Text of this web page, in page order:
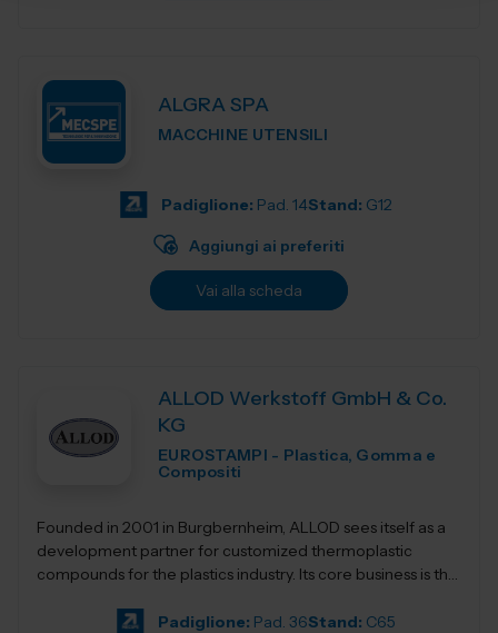
ALGRA SPA
MACCHINE UTENSILI
Padiglione: Pad. 14Stand: G12
Aggiungi ai preferiti
Vai alla scheda
ALLOD Werkstoff GmbH & Co.
KG
EUROSTAMPI - Plastica, Gomma e
Compositi
Founded in 2001 in Burgbernheim, ALLOD sees itself as a
development partner for customized thermoplastic
compounds for the plastics industry. Its core business is the
Padiglione: Pad. 36Stand: C65